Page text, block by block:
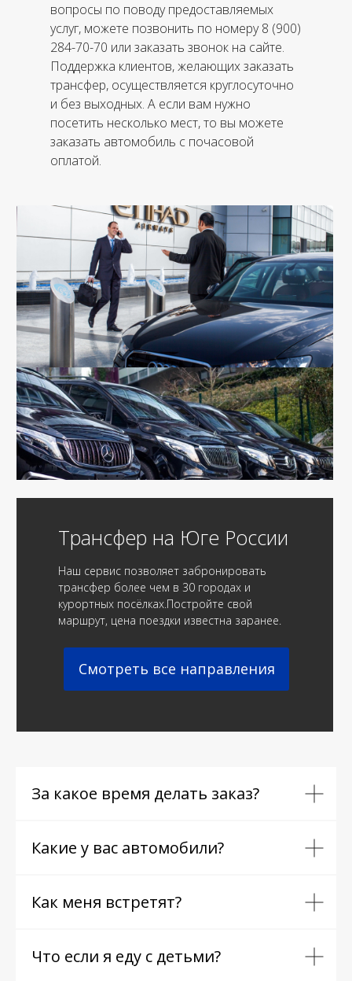
вопросы по поводу предоставляемых
услуг, можете позвонить по номеру 8 (900)
284-70-70 или заказать звонок на сайте.
Поддержка клиентов, желающих заказать
трансфер, осуществляется круглосуточно
и без выходных. А если вам нужно
посетить несколько мест, то вы можете
заказать автомобиль с почасовой
оплатой.
Трансфер на Юге России
Наш сервис позволяет забронировать
трансфер более чем в 30 городах и
курортных посёлках.Постройте свой
маршрут, цена поездки известна заранее.
Смотреть все направления
За какое время делать заказ?
Какие у вас автомобили?
Как меня встретят?
Что если я еду с детьми?